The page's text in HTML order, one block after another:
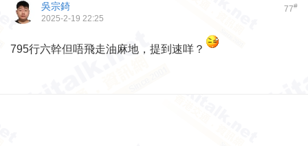
77#
吳宗錡
2025-2-19 22:25
795行六幹但唔飛走油麻地，提到速咩？